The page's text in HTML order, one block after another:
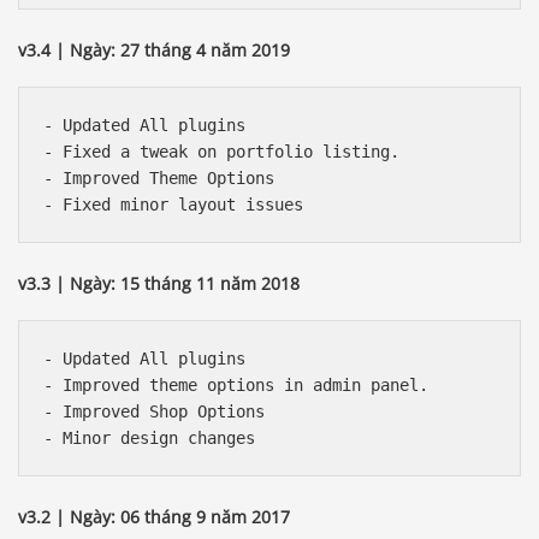
v3.4 | Ngày: 27 tháng 4 năm 2019
- Updated All plugins
- Fixed a tweak on portfolio listing.
- Improved Theme Options
v3.3 | Ngày: 15 tháng 11 năm 2018
- Updated All plugins
- Improved theme options in admin panel.
- Improved Shop Options
v3.2 | Ngày: 06 tháng 9 năm 2017